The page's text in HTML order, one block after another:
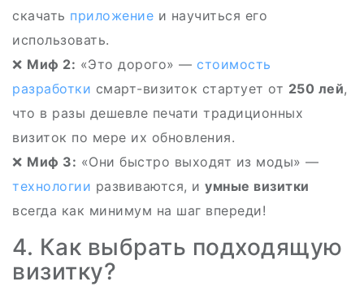
скачать приложение и научиться его
использовать.
❌ Миф 2: «Это дорого» — стоимость
разработки смарт-визиток стартует от 250 лей,
что в разы дешевле печати традиционных
визиток по мере их обновления.
❌ Миф 3: «Они быстро выходят из моды» —
технологии развиваются, и умные визитки
всегда как минимум на шаг впереди!
4. Как выбрать подходящую
визитку?